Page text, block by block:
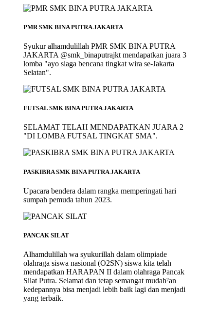
PMR SMK BINA PUTRA JAKARTA
Syukur alhamdulillah PMR SMK BINA PUTRA
JAKARTA @smk_binaputrajkt mendapatkan juara 3
lomba "ayo siaga bencana tingkat wira se-Jakarta
Selatan".
FUTSAL SMK BINA PUTRA JAKARTA
SELAMAT TELAH MENDAPATKAN JUARA 2
"DI LOMBA FUTSAL TINGKAT SMA".
PASKIBRA SMK BINA PUTRA JAKARTA
Upacara bendera dalam rangka memperingati hari
sumpah pemuda tahun 2023.
PANCAK SILAT
Alhamdulillah wa syukurillah dalam olimpiade
olahraga siswa nasional (O2SN) siswa kita telah
mendapatkan HARAPAN II dalam olahraga Pancak
Silat Putra. Selamat dan tetap semangat mudah²an
kedepannya bisa menjadi lebih baik lagi dan menjadi
yang terbaik.